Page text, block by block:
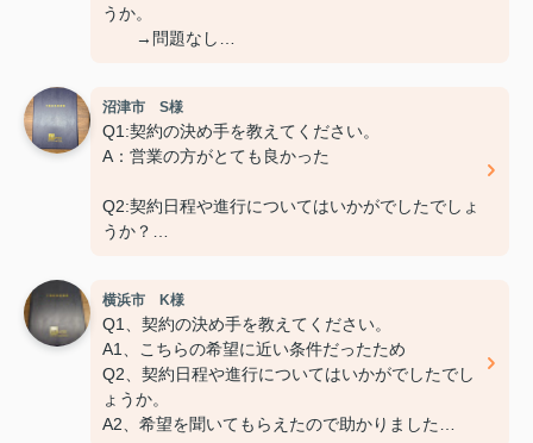
うか。
→問題なし
おきかせください。
→特になし
沼津市 S様
Q1:契約の決め手を教えてください。
A：営業の方がとても良かった
Q2:契約日程や進行についてはいかがでしたでしょ
うか？
Q3:担当スタッフの対応についてや、その他ご意
見・ご感想などがございましたらお聞かせくださ
い。
A:素晴らしい １００点
横浜市 K様
Q1、契約の決め手を教えてください。
A1、こちらの希望に近い条件だったため
Q2、契約日程や進行についてはいかがでしたでし
ょうか。
A2、希望を聞いてもらえたので助かりました